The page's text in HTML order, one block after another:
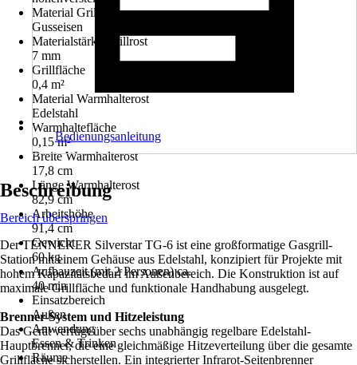
Material Grillrost
Gusseisen
Materialstärke Grillrost
7 mm
Grillfläche
0,4 m²
Material Warmhalterost
Edelstahl
Warmhaltefläche
0,15 m²
Breite Warmhalterost
17,8 cm
Länge Warmhalterost
82,9 cm
Arbeitshöhe
91,4 cm
Gewicht
60 kg
Aufbauzeit (mit 2 Personen) ca.
40 min
Einsatzbereich
Außen
Anwendung
Essen & Trinken
Räume
Bedienungsanleitung
Beschreibung
Bereich überspringen
Der TENNEKER Silverstar TG-6 ist eine großformatige Gasgrill-
Station mit einem Gehäuse aus Edelstahl, konzipiert für Projekte mit
hohem Kapazitätsbedarf im Außenbereich. Die Konstruktion ist auf
maximale Grillfläche und funktionale Handhabung ausgelegt.
Brenner-System und Hitzeleistung
Das Gerät verfügt über sechs unabhängig regelbare Edelstahl-
Hauptbrenner, die eine gleichmäßige Hitzeverteilung über die gesamte
Grillfläche sicherstellen. Ein integrierter Infrarot-Seitenbrenner